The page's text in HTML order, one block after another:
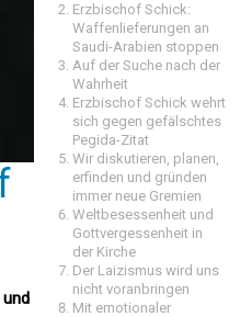
Erzbischof Schick:
Waffenlieferungen an
Saudi-Arabien stoppen
Auf der Suche nach der
Wahrheit
Erzbischof Schick wehrt
sich gegen gefälschtes
Pegida-Zitat
Wir diskutieren, planen,
erfinden und gründen
immer neue Gremien
Weltbesessenheit und
Gottvergessenheit in
der Kirche
Der Laizismus wird uns
nicht voranbringen
Mit emotionaler